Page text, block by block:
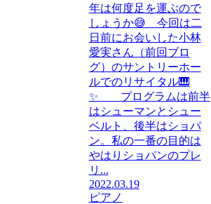
年は何度足を運ぶので
しょうか😅 今回は二
日前にお会いした小林
愛実さん（前回ブロ
グ）のサントリーホー
ルでのリサイタル🎹
✨ プログラムは前半
はシューマンとシュー
ベルト、後半はショパ
ン。私の一番の目的は
やはりショパンのプレ
リ...
2022.03.19
ピアノ